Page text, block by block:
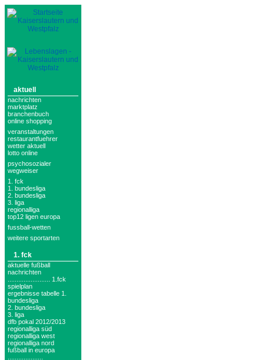
aktuell
nachrichten
marktplatz
branchenbuch
online shopping
veranstaltungen
restaurantfuehrer
wetter aktuell
lotto online
psychosozialer
wegweiser
1. fck
1. bundesliga
2. bundesliga
3. liga
regionalliga
top12 ligen europa
fussball-wetten
weitere sportarten
1. fck
aktuelle fußball
nachrichten
........................ 1.fck
spielplan
ergebnisse tabelle 1.
bundesliga
2. bundesliga
3. liga
dfb pokal 2012/2013
regionalliga süd
regionalliga west
regionalliga nord
fußball in europa